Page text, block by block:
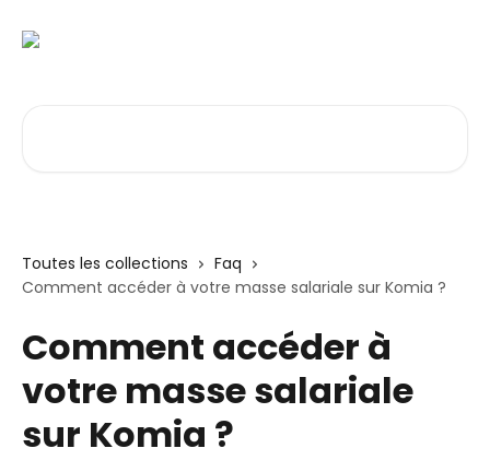
Toutes les collections
Faq
Comment accéder à votre masse salariale sur Komia ?
Comment accéder à
votre masse salariale
sur Komia ?